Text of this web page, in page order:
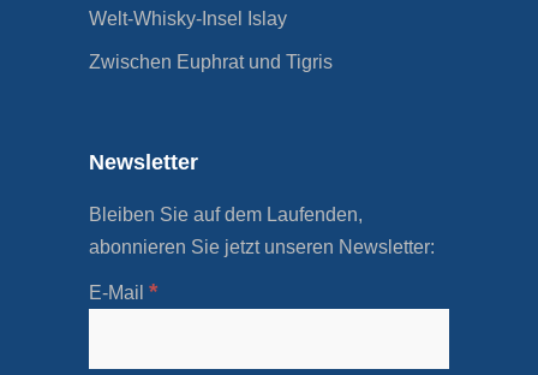
Welt-Whisky-Insel Islay
Zwischen Euphrat und Tigris
Newsletter
Bleiben Sie auf dem Laufenden,
abonnieren Sie jetzt unseren Newsletter:
E-Mail *